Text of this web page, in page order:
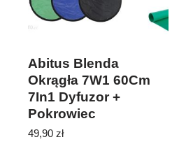
Abitus Blenda
Okrągła 7W1 60Cm
7In1 Dyfuzor +
Pokrowiec
49,90zł